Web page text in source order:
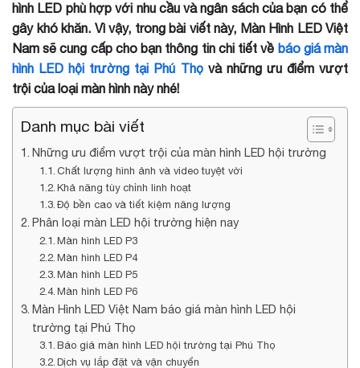
hình LED phù hợp với nhu cầu và ngân sách của bạn có thể
gây khó khăn. Vì vậy, trong bài viết này, Màn Hình LED Việt
Nam sẽ cung cấp cho bạn thông tin chi tiết về báo giá màn
hình LED hội trường tại Phú Thọvà những ưu điểm vượt
trội của loại màn hình này nhé!
Danh mục bài viết
Những ưu điểm vượt trội của màn hình LED hội trường
Chất lượng hình ảnh và video tuyệt vời
Khả năng tùy chỉnh linh hoạt
Độ bền cao và tiết kiệm năng lượng
Phân loại màn LED hội trường hiện nay
Màn hình LED P3
Màn hình LED P4
Màn hình LED P5
Màn hình LED P6
Màn Hình LED Việt Nam báo giá màn hình LED hội
trường tại Phú Thọ
Báo giá màn hình LED hội trường tại Phú Thọ
Dịch vụ lắp đặt và vận chuyển